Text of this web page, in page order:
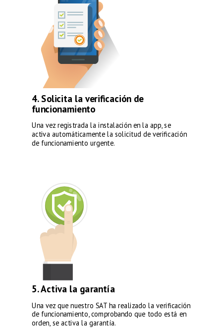
4. Solicita la verificación de
funcionamiento
Una vez registrada la instalación en la app, se
activa automáticamente la solicitud de verificación
de funcionamiento urgente.
5. Activa la garantía
Una vez que nuestro SAT ha realizado la verificación
de funcionamiento, comprobando que todo está en
orden, se activa la garantía.